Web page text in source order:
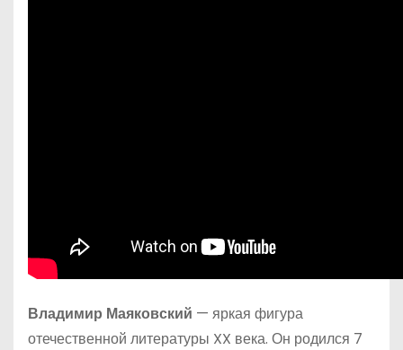
Владимир Маяковский — яркая фигура
отечественной литературы XX века. Он родился 7